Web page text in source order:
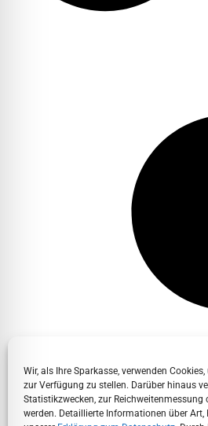
Wir, als Ihre Sparkasse, verwenden
zur Verfügung zu stellen. Darüber hinaus
Statistikzwecken, zur
werden. Detaillierte Informationen über